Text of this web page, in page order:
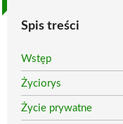
Spis treści
Wstęp
Życiorys
Życie prywatne